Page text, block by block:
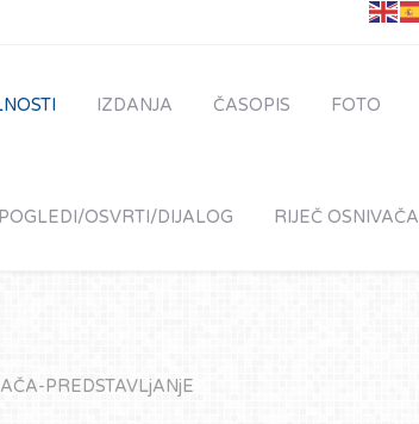
IZDANJA ČASOPIS FOTO
POGLEDI/OSVRTI/DIJALOG RIJEČ OSNIVAČA
PREDSTAVLjANjE